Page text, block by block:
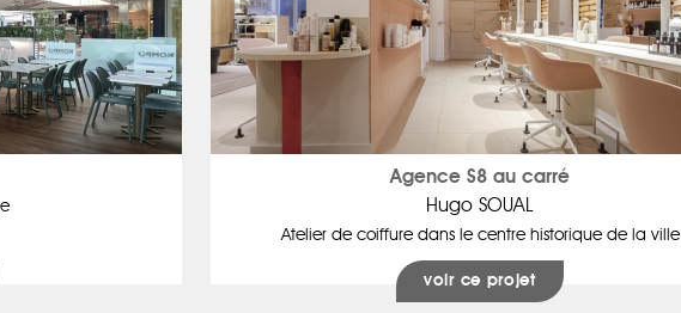
Agence S8 au carré
Hugo SOUAL
Atelier de coiffure dans le centre historique de la ville
voir ce projet